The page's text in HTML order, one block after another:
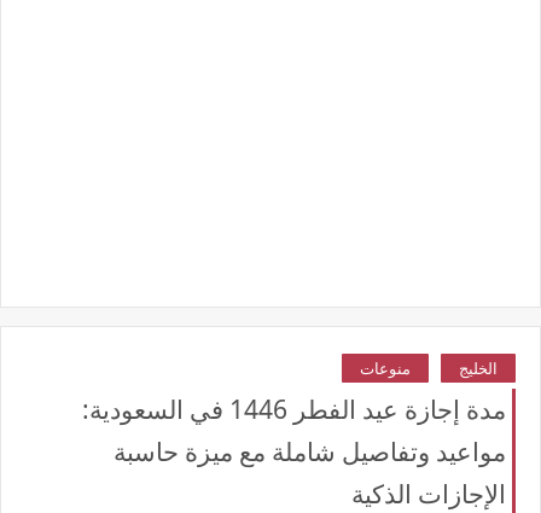
الخليج منوعات
مدة إجازة عيد الفطر 1446 في السعودية:
مواعيد وتفاصيل شاملة مع ميزة حاسبة
الإجازات الذكية